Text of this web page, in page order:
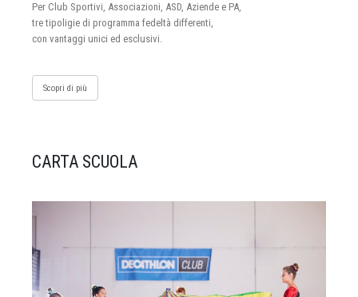
Per Club Sportivi, Associazioni, ASD, Aziende e PA,
tre tipoligie di programma fedeltà differenti,
con vantaggi unici ed esclusivi.
Scopri di più
CARTA SCUOLA